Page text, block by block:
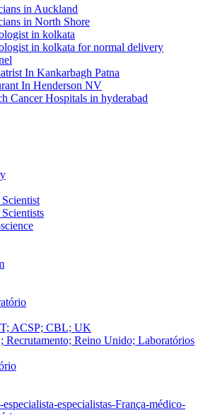
in Auckland
in North Shore
in kolkata
in kolkata for normal delivery
In Kankarbagh Patna
In Henderson NV
Cancer Hospitals in hyderabad
ACSP; CBL; UK
Reino Unido; Laboratórios
especialistas-França-médico-